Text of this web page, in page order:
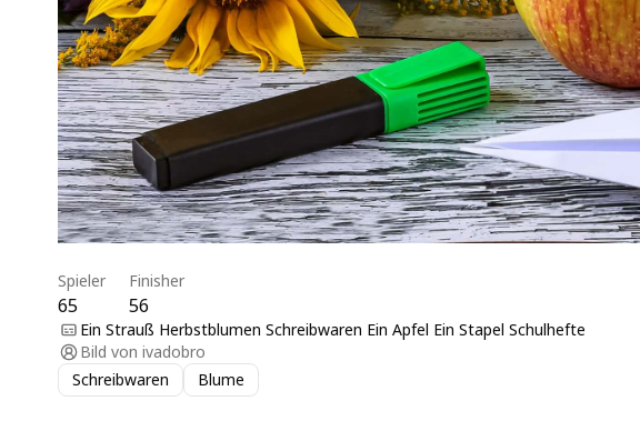
Spieler
65
Finisher
56
Ein Strauß Herbstblumen Schreibwaren Ein Apfel Ein Stapel Schulhefte
Bild von ivadobro
Schreibwaren
Blume